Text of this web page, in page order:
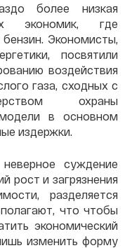
более низкая
экономик, где
Экономисты,
посвятили
воздействия
газа, сходных с
охраны
в основном
издержки.
суждение
рост и загрязнения
разделяется
что чтобы
экономический
изменить форму